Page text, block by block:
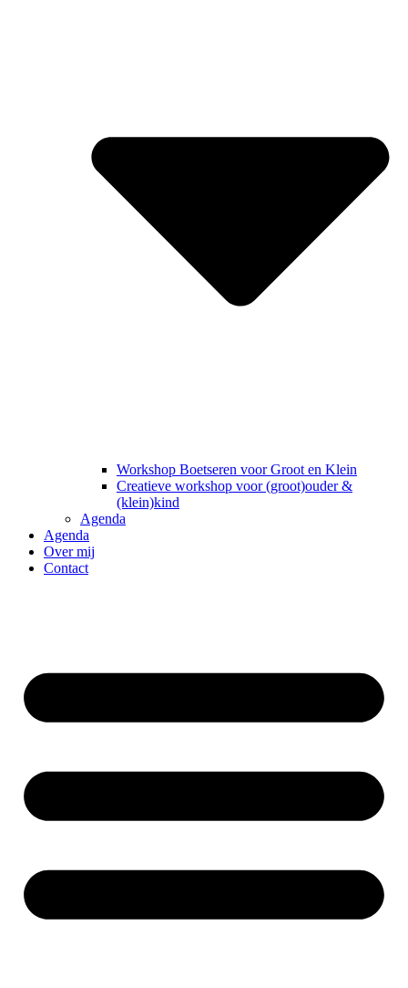
Workshop Boetseren voor Groot en Klein
Creatieve workshop voor (groot)ouder &
(klein)kind
Agenda
Agenda
Over mij
Contact